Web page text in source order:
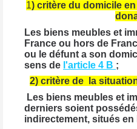
1) critère du domicile
Les biens meubles et
France ou hors de
ou le défunt a son
sens de l'article 4 B ;
2) critère de la
Les biens meubles et
derniers soient
indirectement, situés en